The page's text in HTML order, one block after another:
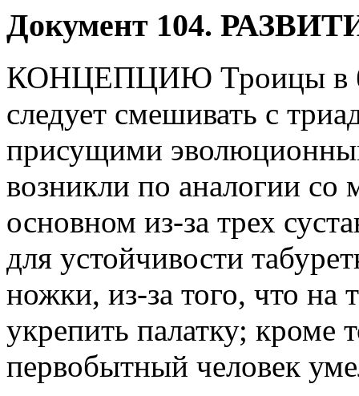
Документ 104.
КОНЦЕПЦИЮ Троицы в
следует смешивать с
присущими
возникли по аналогии
основном из-за трех
для устойчивости
ножки, из-за того, что
укрепить палатку; кроме
первобытный человек